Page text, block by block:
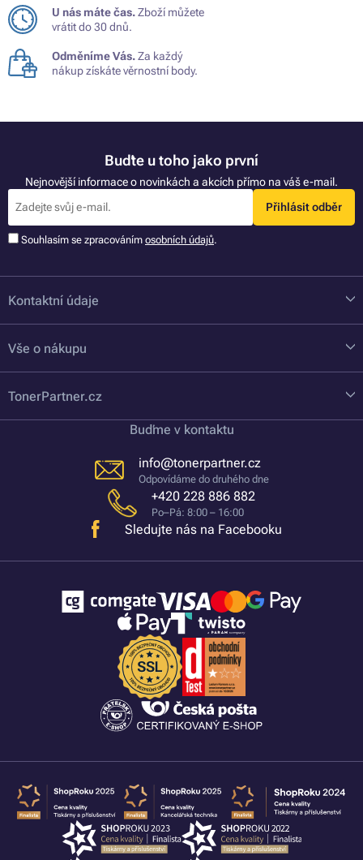
U nás máte čas.Zboží můžete
vrátit do 30 dnů.
Odměníme Vás.Za každý
nákup získáte věrnostní body.
Buďte u toho jako první
Nejnovější informace o novinkách a akcích přímo na váš e-mail.
Přihlásit odběr
Souhlasím se zpracováním osobních údajů.
Kontaktní údaje
Vše o nákupu
TonerPartner.cz
Buďme v kontaktu
info@tonerpartner.cz
Odpovídáme do druhého dne
+420 228 886 882
Po–Pá: 8:00 – 16:00
Sledujte nás na Facebooku